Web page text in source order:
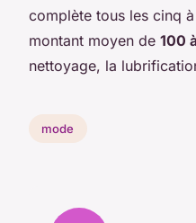
complète tous les cinq
montant moyen de 100
nettoyage, la
mode